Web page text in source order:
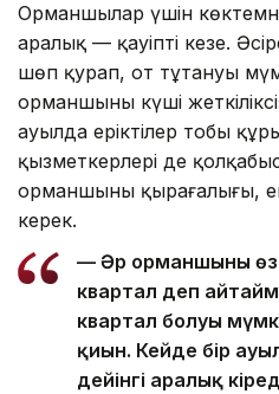
Орманшылар үшін
аралық — қауіпті кезең.
шөп қурап, от тұтануы
орманшының күші
ауылда еріктілер тобы
қызметкерлері де
орманшының қырағалығы,
керек.
— Әр орманшының өз
квартал деп
квартал болуы
қиын. Кейде бір
дейінгі аралық